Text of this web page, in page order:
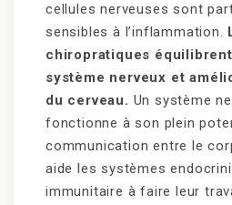
cellules nerveuses sont
sensibles à l’inflammation.
chiropratiques
système nerveux et
du cerveau. Un système
fonctionne à son plein
communication entre le
aide les systèmes
immunitaire à faire leur